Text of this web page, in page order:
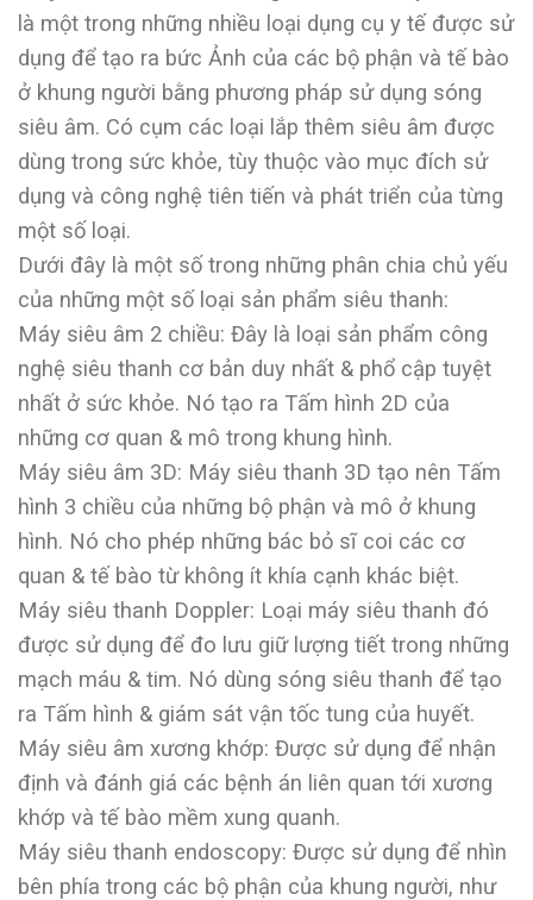
là một trong những nhiều loại dụng cụ y tế được sử
dụng để tạo ra bức Ảnh của các bộ phận và tế bào
ở khung người bằng phương pháp sử dụng sóng
siêu âm. Có cụm các loại lắp thêm siêu âm được
dùng trong sức khỏe, tùy thuộc vào mục đích sử
dụng và công nghệ tiên tiến và phát triển của từng
một số loại.
Dưới đây là một số trong những phân chia chủ yếu
của những một số loại sản phẩm siêu thanh:
Máy siêu âm 2 chiều: Đây là loại sản phẩm công
nghệ siêu thanh cơ bản duy nhất & phổ cập tuyệt
nhất ở sức khỏe. Nó tạo ra Tấm hình 2D của
những cơ quan & mô trong khung hình.
Máy siêu âm 3D: Máy siêu thanh 3D tạo nên Tấm
hình 3 chiều của những bộ phận và mô ở khung
hình. Nó cho phép những bác bỏ sĩ coi các cơ
quan & tế bào từ không ít khía cạnh khác biệt.
Máy siêu thanh Doppler: Loại máy siêu thanh đó
được sử dụng để đo lưu giữ lượng tiết trong những
mạch máu & tim. Nó dùng sóng siêu thanh để tạo
ra Tấm hình & giám sát vận tốc tung của huyết.
Máy siêu âm xương khớp: Được sử dụng để nhận
định và đánh giá các bệnh án liên quan tới xương
khớp và tế bào mềm xung quanh.
Máy siêu thanh endoscopy: Được sử dụng để nhìn
bên phía trong các bộ phận của khung người, như